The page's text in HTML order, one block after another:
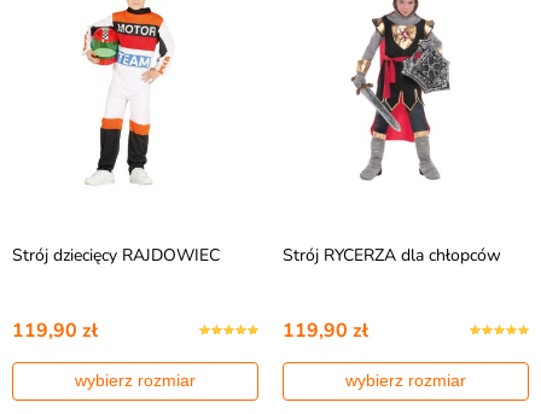
Strój dziecięcy RAJDOWIEC
119,90 zł
wybierz rozmiar
Strój RYCERZA dla chłopców
119,90 zł
wybierz rozmiar